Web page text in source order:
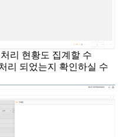
리 현황도 집계할 수
리 되었는지 확인하실 수